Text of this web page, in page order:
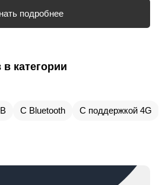
подробнее
категории
С Bluetooth С поддержкой 4G